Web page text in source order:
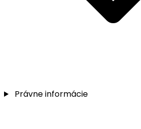
Právne informácie